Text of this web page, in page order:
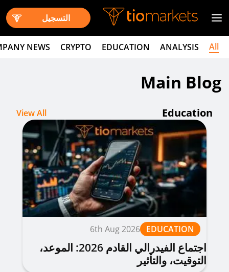
التسجيل
All
ANALYSIS
EDUCATION
CRYPTO
NEWS
Main Blog
Education
View All
EDUCATION
6th Aug 2026
اجتماع الفيدرالي القادم 2026: الموعد،
التوقيت، والتأثير